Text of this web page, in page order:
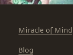
Miracle of Mind
Blog